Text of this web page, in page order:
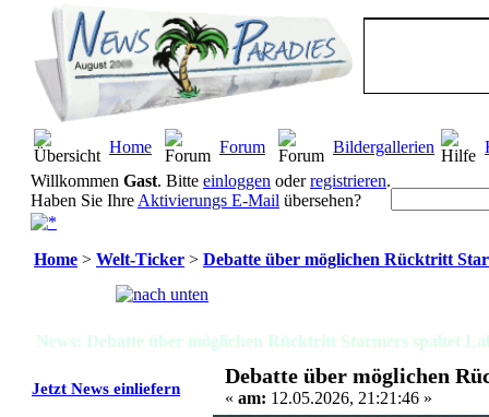
Home Forum Bildergallerien
Willkommen Gast. Bitte einloggen oderregistrieren.
Haben Sie Ihre Aktivierungs E-Mail übersehen?
Home > Welt-Ticker > Debatte über möglichen Rücktritt
News: Debatte über möglichen Rücktritt Starmers spaltet
Jetzt News einliefern
Debatte über möglichen
« am: 12.05.2026, 21:21:46 »